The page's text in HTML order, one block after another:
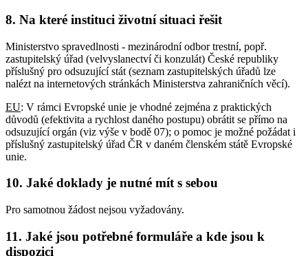
8. Na které instituci životní situaci řešit
Ministerstvo spravedlnosti - mezinárodní odbor trestní, popř.
zastupitelský úřad (velvyslanectví či konzulát) České republiky
příslušný pro odsuzující stát (seznam zastupitelských úřadů lze
nalézt na internetových stránkách Ministerstva zahraničních věcí).
EU: V rámci Evropské unie je vhodné zejména z praktických
důvodů (efektivita a rychlost daného postupu) obrátit se přímo na
odsuzující orgán (viz výše v bodě 07); o pomoc je možné požádat i
příslušný zastupitelský úřad ČR v daném členském státě Evropské
unie.
10. Jaké doklady je nutné mít s sebou
Pro samotnou žádost nejsou vyžadovány.
11. Jaké jsou potřebné formuláře a kde jsou k
dispozici